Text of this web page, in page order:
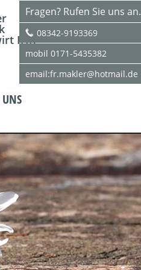
IHK
Fragen? Rufen Sie uns an.
08342-9193369
mobil 0171-5435382
email:fr.makler@hotmail.de